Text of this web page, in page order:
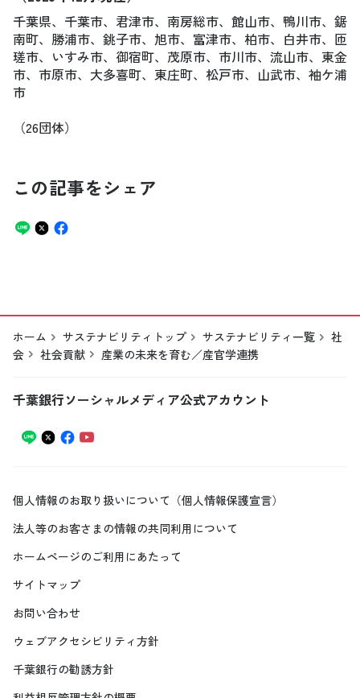
千葉県、千葉市、君津市、南房総市、館山市、鴨川市、鋸
南町、勝浦市、銚子市、旭市、富津市、柏市、白井市、匝
瑳市、いすみ市、御宿町、茂原市、市川市、流山市、東金
市、市原市、大多喜町、東庄町、松戸市、山武市、袖ケ浦
市
（26団体）
この記事をシェア
ホーム サステナビリティトップ サステナビリティ一覧
社
会
社会貢献 産業の未来を育む／産官学連携
千葉銀行ソーシャルメディア公式アカウント
個人情報のお取り扱いについて（個人情報保護宣言）
法人等のお客さまの情報の共同利用について
ホームページのご利用にあたって
サイトマップ
お問い合わせ
ウェブアクセシビリティ方針
千葉銀行の勧誘方針